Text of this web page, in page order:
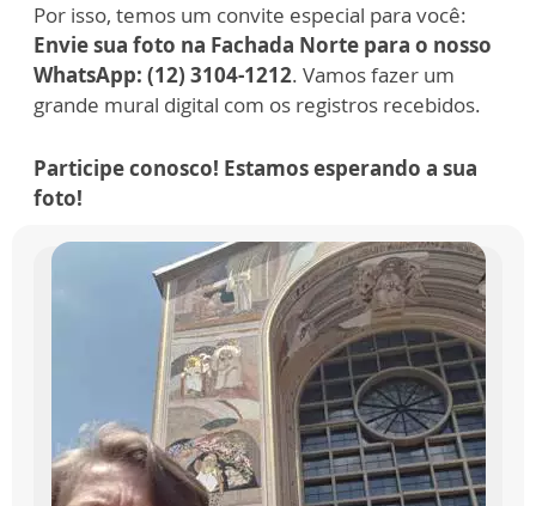
Por isso, temos um convite especial para você:
Envie sua foto na Fachada Norte para o nosso
WhatsApp: (12) 3104-1212. Vamos fazer um
grande mural digital com os registros recebidos.
Participe conosco! Estamos esperando a sua
foto!